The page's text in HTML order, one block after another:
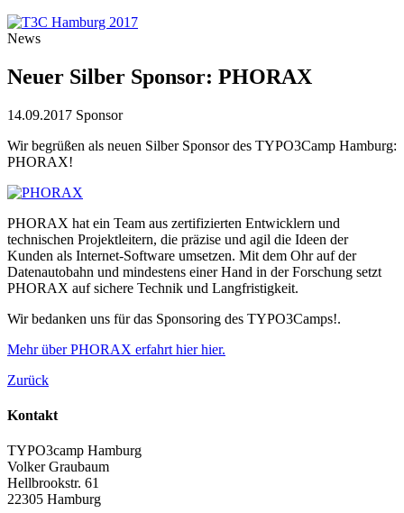
News
Neuer Silber Sponsor: PHORAX
14.09.2017 Sponsor
Wir begrüßen als neuen Silber Sponsor des TYPO3Camp Hamburg:
PHORAX!
PHORAX hat ein Team aus zertifizierten Entwicklern und
technischen Projektleitern, die präzise und agil die Ideen der
Kunden als Internet-Software umsetzen. Mit dem Ohr auf der
Datenautobahn und mindestens einer Hand in der Forschung setzt
PHORAX auf sichere Technik und Langfristigkeit.
Wir bedanken uns für das Sponsoring des TYPO3Camps!.
Mehr über PHORAX erfahrt hier hier.
Zurück
Kontakt
TYPO3camp Hamburg
Volker Graubaum
Hellbrookstr. 61
22305 Hamburg